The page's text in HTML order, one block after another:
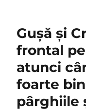
Guşă şi
frontal
atunci
foarte
pârghiile